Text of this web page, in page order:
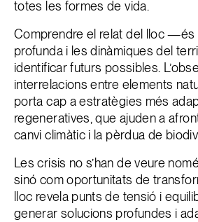
totes les formes de vida.
Comprendre el relat del lloc —és
profunda i les dinàmiques del
identificar futurs possibles.
interrelacions entre elements
porta cap a estratègies més
regeneratives, que ajuden a
canvi climàtic i la pèrdua de
Les crisis no s’han de veure
sinó com oportunitats de
lloc revela punts de tensió i
generar solucions profundes i